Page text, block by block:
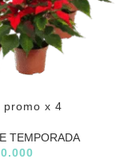
promo x 4
TEMPORADA